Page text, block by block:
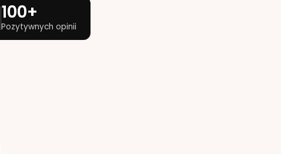
100+
Pozytywnych opinii